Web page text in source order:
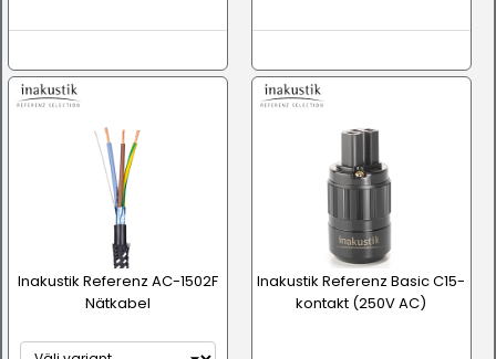
Inakustik Referenz AC-1502F
Nätkabel
Inakustik Referenz Basic C15-
kontakt (250V AC)